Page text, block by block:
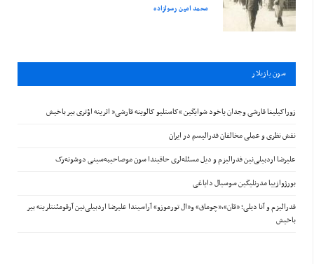
محمد امین رسولزاده
سون يازيلار
زوراکیلیغا قارشی وجدان یاخود شوایگین “کاستلیو کالوینه قارشی” اثرینه اؤتری بیر باخیش
نقش نظری و عملی مخالفان فدرالیسم در ایران
علیرضا اردبیلی‌نین فدرالیزم و دیل مسئله‌لری حاقیندا سون موصاحیبه‌سینی دوشونه‌رک
بورژوازییا مدرنلیگین سوسیال دایاغی
فدرالیزم و آنا دیلی؛ «قان»،«چوماق» و«ال تورموزو» آراسیندا علیرضا اردبیلی‌نین آرقومئنتلرینه بیر
باخیش